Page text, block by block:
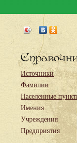
Источники
Фамилии
Населенные
Имения
Учреждения
Предприятия